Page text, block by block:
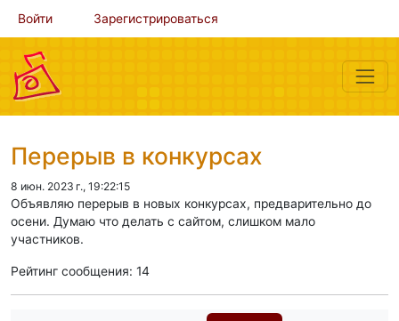
Войти Зарегистрироваться
Перерыв в конкурсах
8 июн. 2023 г., 19:22:15
Объявляю перерыв в новых конкурсах, предварительно до
осени. Думаю что делать с сайтом, слишком мало
участников.
Рейтинг сообщения: 14